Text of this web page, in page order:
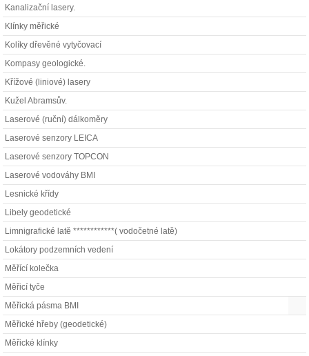
Kanalizační lasery.
Klínky měřické
Kolíky dřevěné vytyčovací
Kompasy geologické.
Křížové (liniové) lasery
Kužel Abramsův.
Laserové (ruční) dálkoměry
Laserové senzory LEICA
Laserové senzory TOPCON
Laserové vodováhy BMI
Lesnické křídy
Libely geodetické
Limnigrafické latě ************( vodočetné latě)
Lokátory podzemních vedení
Měřící kolečka
Měřicí tyče
Měřická pásma BMI
Měřické hřeby (geodetické)
Měřické klínky